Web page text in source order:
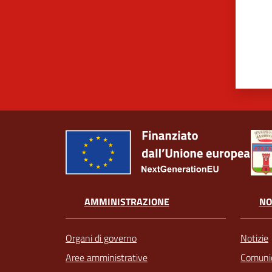
AMMINISTRAZIONE
Organi di governo
Aree amministrative
Notizie